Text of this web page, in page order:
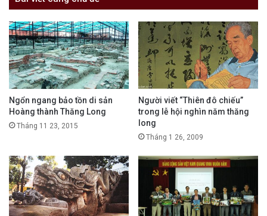
Ngổn ngang bảo tồn di sản
Hoàng thành Thăng Long
Tháng 11 23, 2015
Người viết “Thiên đô chiếu”
trong lễ hội nghìn năm thăng
long
Tháng 1 26, 2009